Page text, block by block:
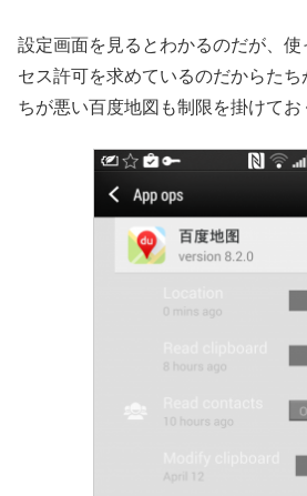
設定画面を見るとわかるのだが、使
セス許可を求めているのだからた
ちが悪い百度地図も制限を掛けてお